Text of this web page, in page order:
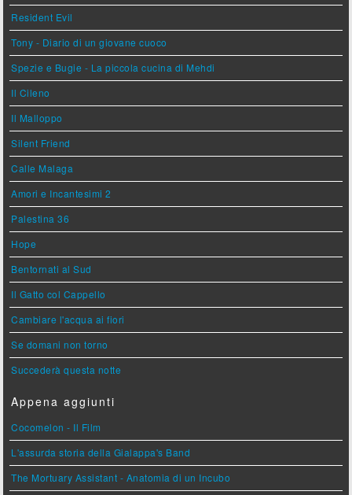
Resident Evil
Tony - Diario di un giovane cuoco
Spezie e Bugie - La piccola cucina di Mehdi
Il Cileno
Il Malloppo
Silent Friend
Calle Malaga
Amori e Incantesimi 2
Palestina 36
Hope
Bentornati al Sud
Il Gatto col Cappello
Cambiare l'acqua ai fiori
Se domani non torno
Succederà questa notte
Appena aggiunti
Cocomelon - Il Film
L'assurda storia della Gialappa's Band
The Mortuary Assistant - Anatomia di un Incubo